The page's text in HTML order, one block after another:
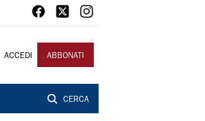
ACCEDI ABBONATI
CERCA